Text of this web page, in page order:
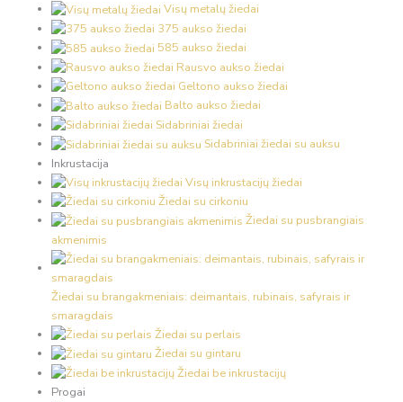
Visų metalų žiedai
375 aukso žiedai
585 aukso žiedai
Rausvo aukso žiedai
Geltono aukso žiedai
Balto aukso žiedai
Sidabriniai žiedai
Sidabriniai žiedai su auksu
Inkrustacija
Visų inkrustacijų žiedai
Žiedai su cirkoniu
Žiedai su pusbrangiais
akmenimis
Žiedai su brangakmeniais: deimantais, rubinais, safyrais ir
smaragdais
Žiedai su perlais
Žiedai su gintaru
Žiedai be inkrustacijų
Progai